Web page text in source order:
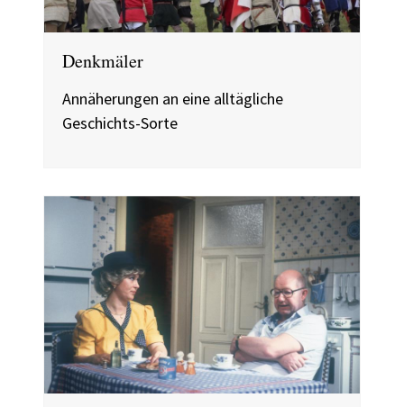
Denkmäler
Annäherungen an eine alltägliche
Geschichts-Sorte